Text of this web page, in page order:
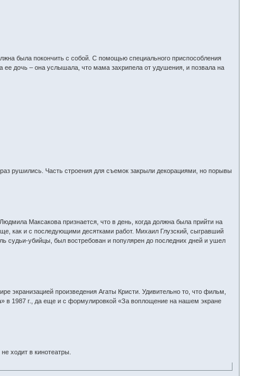
была покончить с собой. С помощью специального приспособления
ее дочь – она услышала, что мама захрипела от удушения, и позвала на
рушились. Часть строения для съемок закрыли декорациями, но порывы
Максакова признается, что в день, когда должна была прийти на
как и с последующими десятками работ. Михаил Глузский, сыгравший
судьи-убийцы, был востребован и популярен до последних дней и ушел
экранизацией произведения Агаты Кристи. Удивительно то, что фильм,
в 1987 г., да еще и с формулировкой «За воплощение на нашем экране
ходит в кинотеатры.